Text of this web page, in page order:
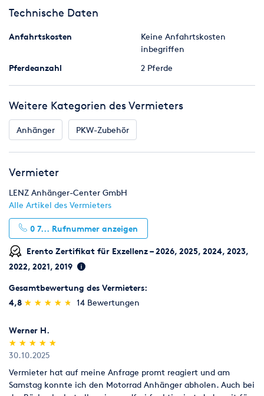
Technische Daten
Anfahrtskosten
Keine Anfahrtskosten
inbegriffen
Pferdeanzahl
2 Pferde
Weitere Kategorien des Vermieters
Anhänger PKW-Zubehör
Vermieter
LENZ Anhänger-Center GmbH
Alle Artikel des Vermieters
0 7... Rufnummer anzeigen
Erento Zertifikat für Exzellenz – 2026, 2025, 2024, 2023,
2022, 2021, 2019
Gesamtbewertung des Vermieters:
4,8 (*)
★
★
(*) ★
★
(*) ★
★
(*) ★
★
(*) ★
★ 14 Bewertungen
Werner H.
(*)
★
★
(*) ★
★
(*) ★
★
(*) ★
★
(*) ★
★
30.10.2025
Vermieter hat auf meine Anfrage promt reagiert und am
Samstag konnte ich den Motorrad Anhänger abholen. Auch bei